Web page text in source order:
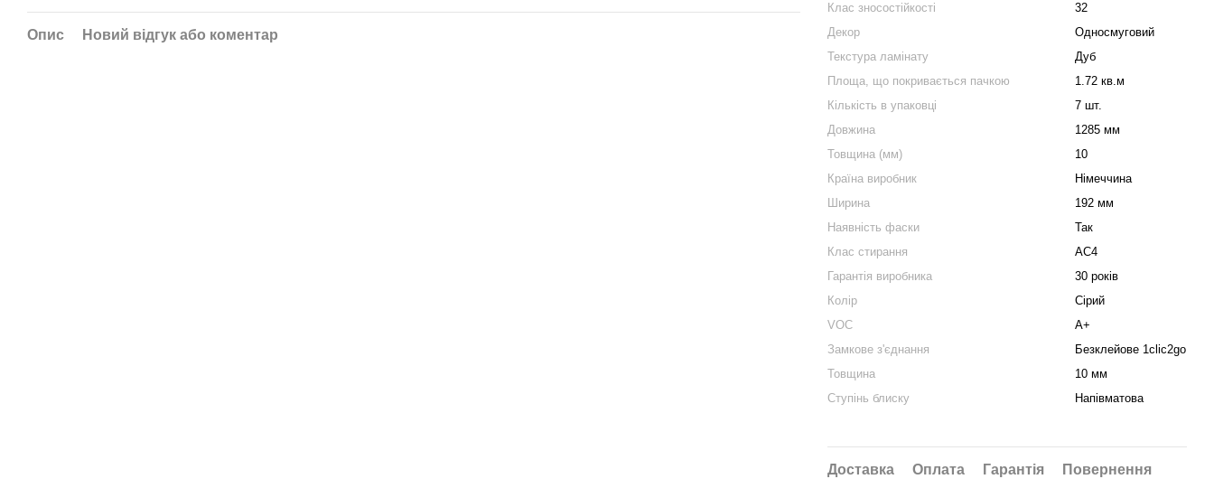
Клас зносостійкості
32
Декор
Односмуговий
Текстура ламінату
Дуб
Площа, що покривається пачкою
1.72 кв.м
Кількість в упаковці
7 шт.
Довжина
1285 мм
Товщина (мм)
10
Країна виробник
Німеччина
Ширина
192 мм
Наявність фаски
Так
Клас стирання
АС4
Гарантія виробника
30 років
Колір
Сірий
VOC
A+
Замкове з'єднання
Безклейове 1clic2go
Товщина
10 мм
Ступінь блиску
Напівматова
Доставка Оплата Гарантія Повернення
Опис Новий відгук або коментар